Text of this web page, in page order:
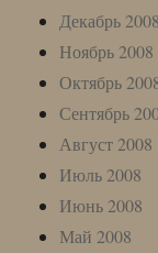
Декабрь 2008
Ноябрь 2008
Октябрь
Сентябрь
Август 2008
Июль 2008
Июнь 2008
Май 2008